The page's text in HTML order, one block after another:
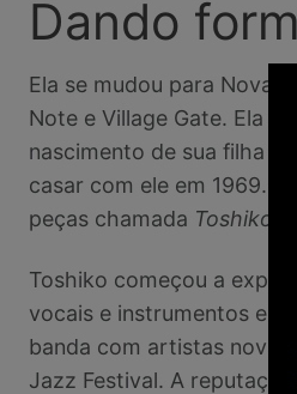
Dando
Ela se mudou para Nova
Note e Village Gate. Ela
nascimento de sua filha
casar com ele em 1969.
peças chamada Toshiko
Toshiko começou a
vocais e instrumentos em
banda com artistas nova-
Jazz Festival. A